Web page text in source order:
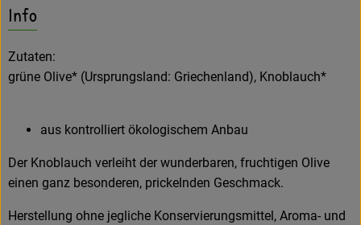
Info
Zutaten:
grüne Olive* (Ursprungsland: Griechenland), Knoblauch*
aus kontrolliert ökologischem Anbau
Der Knoblauch verleiht der wunderbaren, fruchtigen Olive
einen ganz besonderen, prickelnden Geschmack.
Herstellung ohne jegliche Konservierungsmittel, Aroma- und